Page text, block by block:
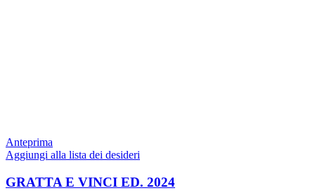
Anteprima
Aggiungi alla lista dei desideri
GRATTA E VINCI ED. 2024